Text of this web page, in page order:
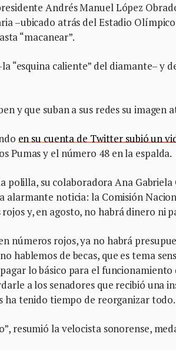
Andrés Manuel López
–ubicado atrás del Estadio
“macanear”.
“esquina caliente” del diamante– y
y que suban a sus redes su
en su cuenta de Twitter subió un
Pumas y el número 48 en la espalda.
polilla, su colaboradora Ana Gabriela
alarmante noticia: la Comisión
y, en agosto, no habrá dinero ni
números rojos, ya no habrá
hablemos de becas, que es tema
lo básico para el
a los senadores que recibió una
ha tenido tiempo de reorganizar todo.
resumió la velocista sonorense,